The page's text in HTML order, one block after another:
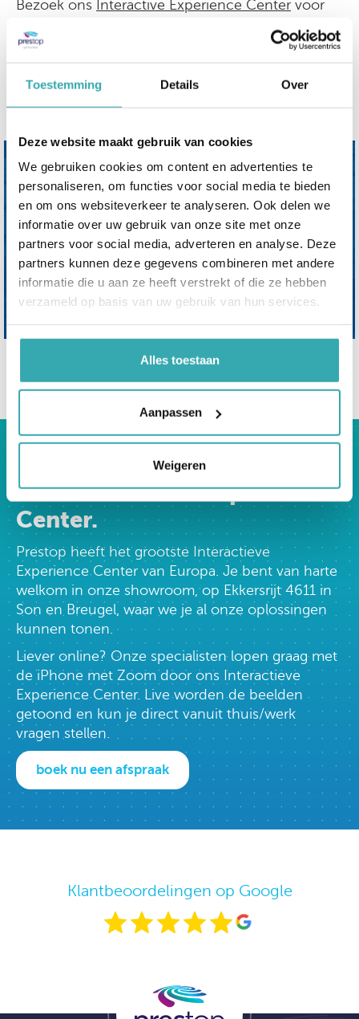
Toestemming Details Over
Deze website maakt gebruik van cookies
We gebruiken cookies om content en advertenties te
personaliseren, om functies voor social media te bieden
en om ons websiteverkeer te analyseren. Ook delen we
informatie over uw gebruik van onze site met onze
partners voor social media, adverteren en analyse. Deze
partners kunnen deze gegevens combineren met andere
informatie die u aan ze heeft verstrekt of die ze hebben
verzameld op basis van uw gebruik van hun services.
Alles toestaan
Aanpassen
Weigeren
Bezoek ons Interactive Experience Center voor
die we bieden.
Of neem contact op met Prestop via0499-367
606|verhuur@prestop.nl|
terug naar overzicht
ons Interactieve Experience
Center.
Prestop heeft het grootste Interactieve
Experience Center van Europa. Je bent van harte
welkom in onze showroom, op Ekkersrijt 4611 in
Son en Breugel, waar we je al onze oplossingen
kunnen tonen.
Liever online? Onze specialisten lopen graag met
de iPhone met Zoom door ons Interactieve
Experience Center. Live worden de beelden
getoond en kun je direct vanuit thuis/werk
vragen stellen.
boek nu een afspraak
Klantbeoordelingen op Google